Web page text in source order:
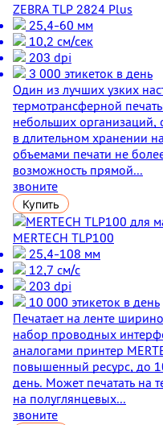
ZEBRA TLP 2824 Plus
25,4-60 мм
10,2 см/сек
203 dpi
3 000 этикеток в день
Один из лучших узких
термотрансферной
небольших организаций,
в длительном хранении
объемами печати не
возможность прямой...
звоните
Купить
MERTECH TLP100
25,4-108 мм
12,7 см/с
203 dpi
10 000 этикеток в день
Печатает на ленте
набор проводных
аналогами принтер
повышенный ресурс, до
день. Может печатать на
на полуглянцевых...
звоните